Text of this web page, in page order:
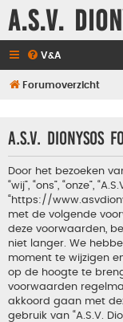
A.S.V.
V&A
Forumoverzicht
A.S.V. Dionysos
Door het bezoeken
“wij”, “ons”, “onze”,
“https://
met de volgende
deze voorwaarden,
niet langer. We
moment te wijzigen
op de hoogte te
voorwaarden
akkoord gaan met
gebruik van “A.S.V.